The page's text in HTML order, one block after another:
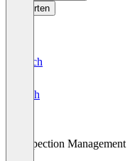
Bewerten
Deutsch
English
Inspection Management